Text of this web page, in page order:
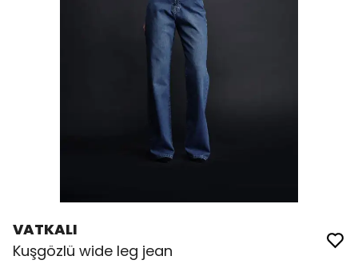
VATKALI
Kuşgözlü wide leg jean